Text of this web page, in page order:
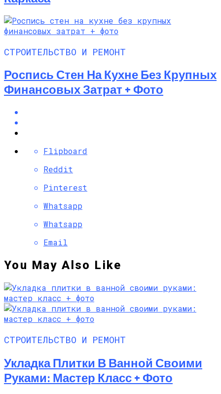
СТРОИТЕЛЬСТВО И РЕМОНТ
Роспись Стен На Кухне Без Крупных
Финансовых Затрат + Фото
Flipboard
Reddit
Pinterest
Whatsapp
Whatsapp
Email
You May Also Like
СТРОИТЕЛЬСТВО И РЕМОНТ
Укладка Плитки В Ванной Своими
Руками: Мастер Класс + Фото